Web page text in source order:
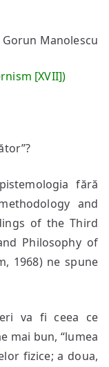
Gorun Manolescu
[XVII])
fără
and
of the Third
Philosophy of
1968) ne spune
va fi ceea ce
mai bun, “lumea
fizice; a doua,